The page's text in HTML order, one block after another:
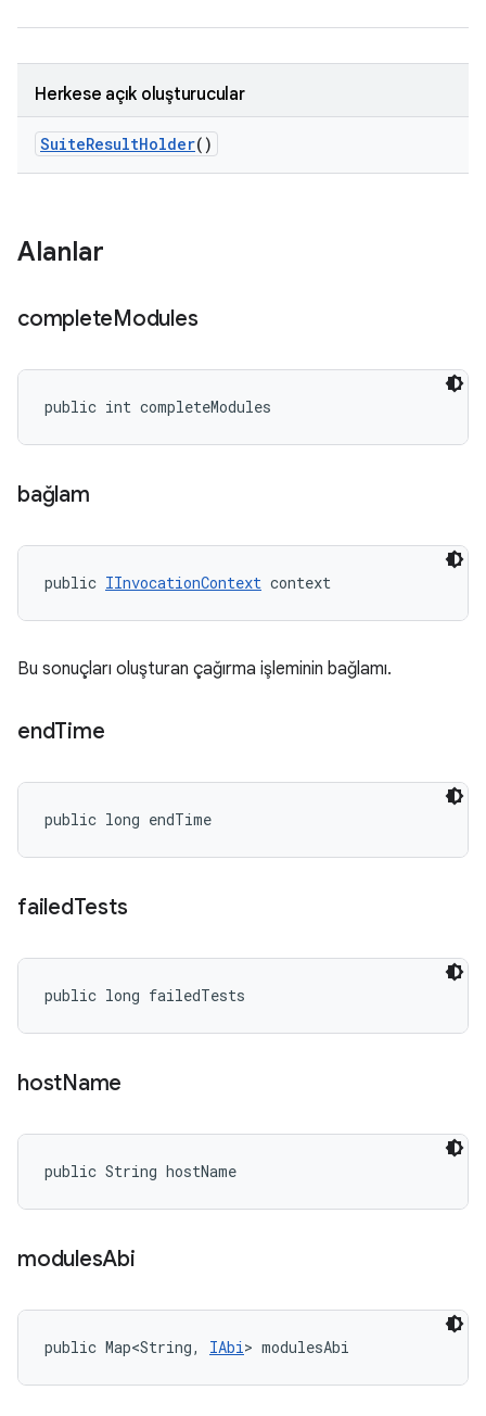
Herkese açık oluşturucular
SuiteResultHolder()
Alanlar
completeModules
public int completeModules
bağlam
public IInvocationContext context
Bu sonuçları oluşturan çağırma işleminin bağlamı.
endTime
public long endTime
failedTests
public long failedTests
hostName
public String hostName
modulesAbi
public Map<String, IAbi> modulesAbi